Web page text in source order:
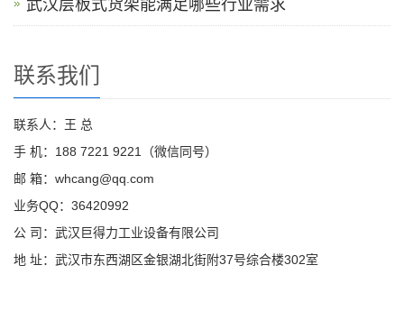
武汉层板式货架能满足哪些行业需求
联系我们
联系人：王 总
手 机：188 7221 9221（微信同号）
邮 箱：whcang@qq.com
业务QQ：36420992
公 司：武汉巨得力工业设备有限公司
地 址：武汉市东西湖区金银湖北街附37号综合楼302室